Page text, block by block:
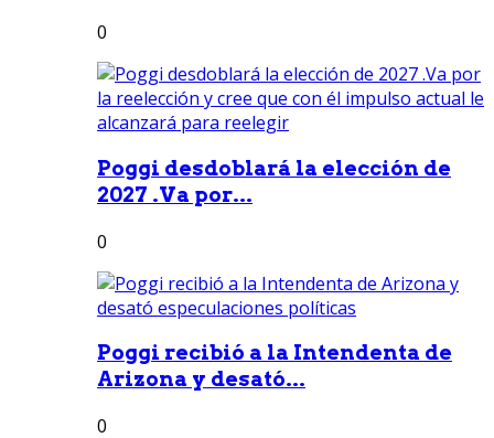
0
Poggi desdoblará la elección de
2027 .Va por...
0
Poggi recibió a la Intendenta de
Arizona y desató...
0